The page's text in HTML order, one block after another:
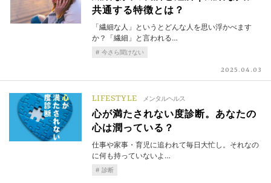
共通する特徴とは？
「繊細な人」というとどんな人を思い浮かべます
か？「繊細」と言われる…
今さら聞けない
2025.04.03
LIFESTYLE メンタルヘルス
心が満たされない度診断。あなたの
心は潤っている？
仕事や家事・育児に追われて毎日大忙し。それなの
に何も持っていないよ…
診断